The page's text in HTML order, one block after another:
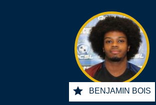
BENJAMIN BOIS